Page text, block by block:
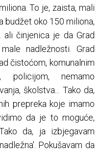
To je, zaista, mali
budžet oko 150 miliona,
činjenica je da Grad
nadležnosti. Grad
čistoćom, komunalnim
policijom, nemamo
školstva... Tako da,
prepreka koje imamo
da je to moguće,
da, ja izbjegavam
Pokušavam da